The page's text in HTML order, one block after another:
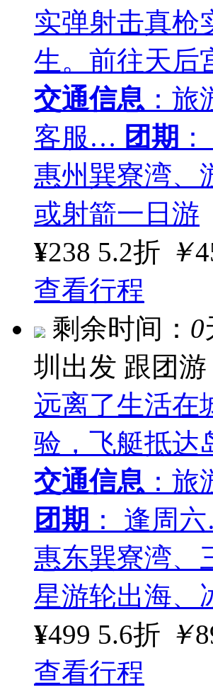
实弹射击真枪
生。前往天后
交通信息 ：
客服… 团期
惠州巽寮湾、
或射箭一日游
¥238 5.2折 ￥
查看行程
剩余时间： 0
圳出发 跟团游
远离了生活在
验，飞艇抵
交通信息 ：
团期 ： 逢周
惠东巽寮湾、
星游轮出海、
¥499 5.6折 ￥
查看行程